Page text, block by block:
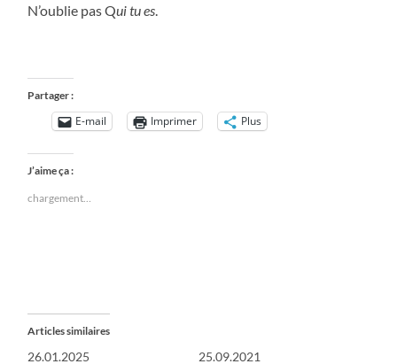
N’oublie pas Qui tu es
Partager :
E-mail Imprimer Plus
J’aime ça :
chargement…
Articles similaires
26.01.2025
25.09.2021